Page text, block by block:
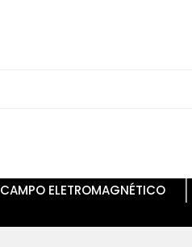
CAMPO ELETROMAGNÉTICO